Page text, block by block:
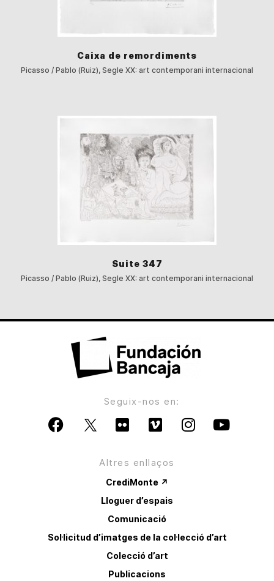
Caixa de remordiments
Picasso / Pablo (Ruiz), Segle XX: art contemporani internacional
Suite 347
Picasso / Pablo (Ruiz), Segle XX: art contemporani internacional
Seguix-nos en:
Altres enllaços
CrediMonte ↗
Lloguer d’espais
Comunicació
Sol·licitud d’imatges de la col·lecció d’art
Colecció d’art
Publicacions